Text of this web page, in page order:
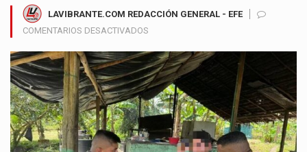
LAVIBRANTE.COM REDACCIÓN GENERAL - EFE
COMENTARIOS DESACTIVADOS
“OLMER”
CERCANO
A
IVÁN
MORDISCO
SE
ENTREGA